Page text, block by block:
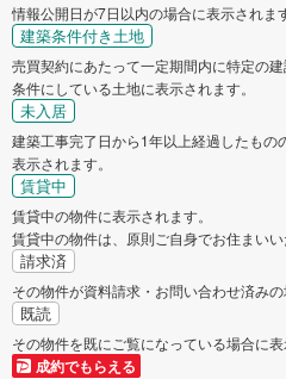
情報公開日が7日以内の場合に表示されます
建築条件付き土地
売買契約にあたって一定期間内に特定の
条件にしている土地に表示されます。
未入居
建築工事完了日から1年以上経過したもの
表示されます。
賃貸中
賃貸中の物件に表示されます。
賃貸中の物件は、原則ご自身でお住まいい
請求済
その物件が資料請求・お問い合わせ済みの
既読
その物件を既にご覧になっている場合に表
成約でもらえる